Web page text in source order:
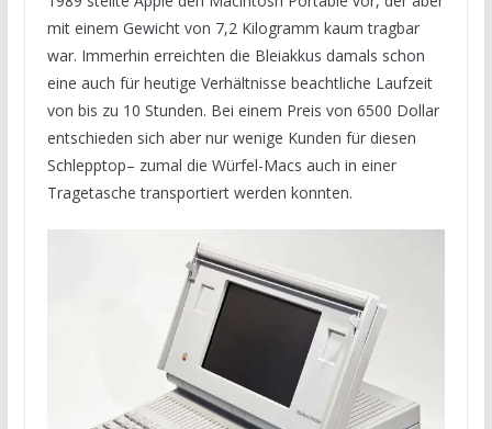
mit einem Gewicht von 7,2 Kilogramm kaum tragbar
war. Immerhin erreichten die Bleiakkus damals schon
eine auch für heutige Verhältnisse beachtliche Laufzeit
von bis zu 10 Stunden. Bei einem Preis von 6500 Dollar
entschieden sich aber nur wenige Kunden für diesen
Schlepptop– zumal die Würfel-Macs auch in einer
Tragetasche transportiert werden konnten.